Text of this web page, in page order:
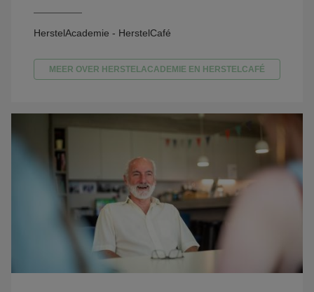
HerstelAcademie - HerstelCafé
MEER OVER HERSTELACADEMIE EN HERSTELCAFÉ